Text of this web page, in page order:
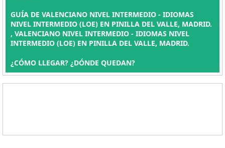
GUÍA DE VALENCIANO NIVEL INTERMEDIO - IDIOMAS
NIVEL INTERMEDIO (LOE) EN PINILLA DEL VALLE, MADRID.
, VALENCIANO NIVEL INTERMEDIO - IDIOMAS NIVEL
INTERMEDIO (LOE) EN PINILLA DEL VALLE, MADRID.
¿CÓMO LLEGAR? ¿DÓNDE QUEDAN?